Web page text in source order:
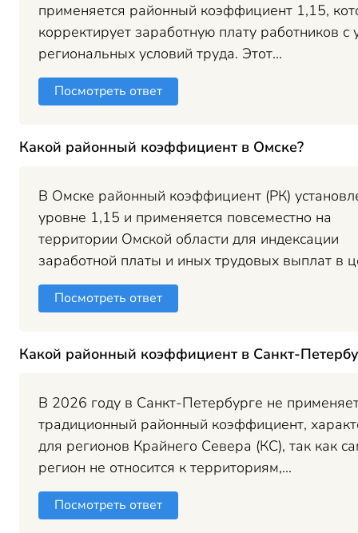
применяется районный коэффициент 1,15,
корректирует заработную плату работников с
региональных условий труда. Этот...
Посмотреть ответ
Какой районный коэффициент в Омске?
В Омске районный коэффициент (РК)
уровне 1,15 и применяется повсеместно на
территории Омской области для индексации
заработной платы и иных трудовых выплат в
Посмотреть ответ
Какой районный коэффициент в Санкт-
В 2026 году в Санкт-Петербурге не
традиционный районный коэффициент,
для регионов Крайнего Севера (КС), так как
регион не относится к территориям,...
Посмотреть ответ